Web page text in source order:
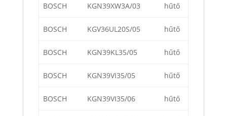
BOSCH KGN39XW3A/03 hűtő
BOSCH KGV36UL20S/05 hűtő
BOSCH KGN39KL35/05 hűtő
BOSCH KGN39VI35/05 hűtő
BOSCH KGN39VI35/06 hűtő